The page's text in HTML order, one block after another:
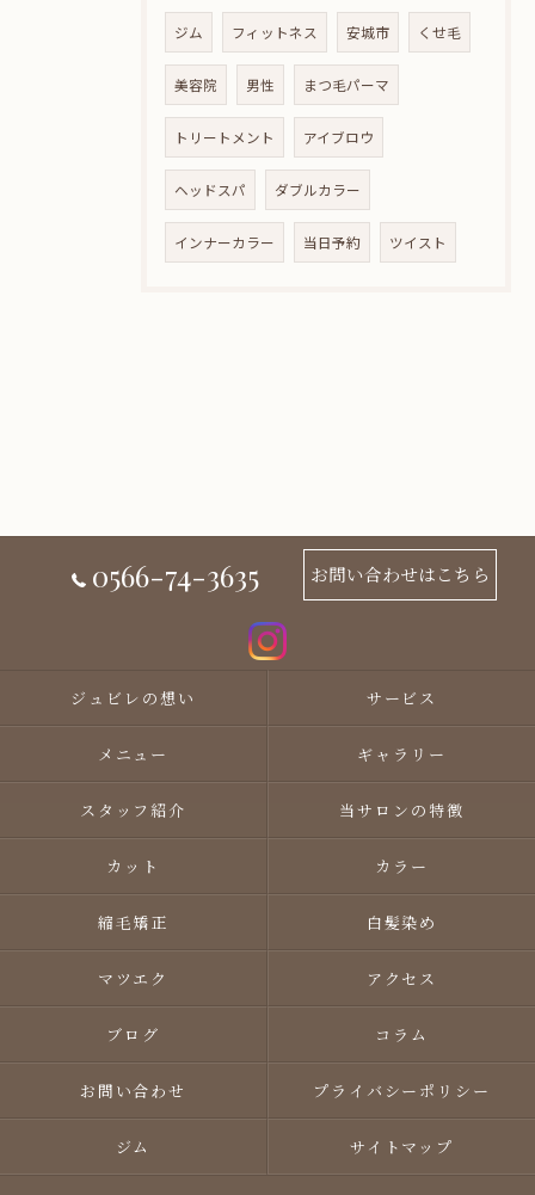
ジム フィットネス 安城市 くせ毛
美容院 男性 まつ毛パーマ
トリートメント アイブロウ
ヘッドスパ ダブルカラー
インナーカラー 当日予約 ツイスト
0566-74-3635 お問い合わせはこちら
ジュビレの想い サービス
メニュー ギャラリー
スタッフ紹介 当サロンの特徴
カット カラー
縮毛矯正 白髪染め
マツエク アクセス
ブログ コラム
お問い合わせ プライバシーポリシー
ジム サイトマップ